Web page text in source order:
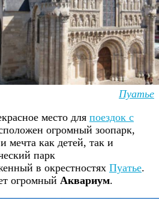
Пуатье
место для поездок с
огромный зоопарк,
мечта как детей, так и
парк
в окрестностях Пуатье.
огромный Аквариум.